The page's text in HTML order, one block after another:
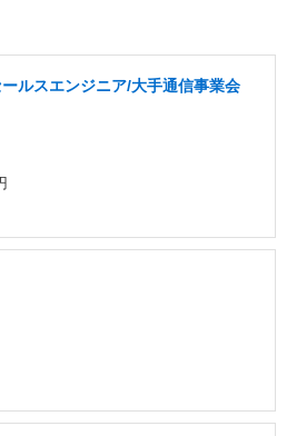
ルスエンジニア/大手通信事業会